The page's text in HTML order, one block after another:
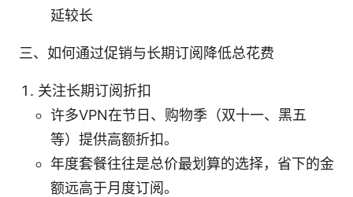
延较长
三、如何通过促销与长期订阅降低总花费
关注长期订阅折扣
许多VPN在节日、购物季（双十一、黑五
等）提供高额折扣。
年度套餐往往是总价最划算的选择，省下的金
额远高于月度订阅。